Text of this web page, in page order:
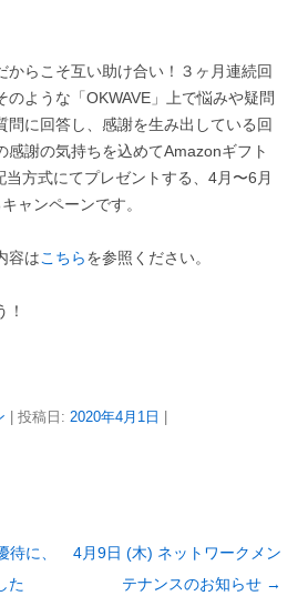
からこそ互い助け合い！３ヶ月連続回
ような「OKWAVE」上で悩みや疑問
問に回答し、感謝を生み出している回
感謝の気持ちを込めてAmazonギフト
当方式にてプレゼントする、4月〜6月
ャンペーンです。
容はこちらを参照ください。
！
| 投稿日: 2020年4月1日
に、
た
4月9日 (木) ネットワークメン
テナンスのお知らせ →